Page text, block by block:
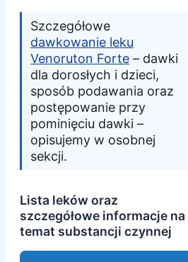
Szczegółowe
dawkowanie leku
Venoruton Forte – dawki
dla dorosłych i dzieci,
sposób podawania oraz
postępowanie przy
pominięciu dawki –
opisujemy w osobnej
sekcji.
Lista leków oraz
szczegółowe informacje na
temat substancji czynnej